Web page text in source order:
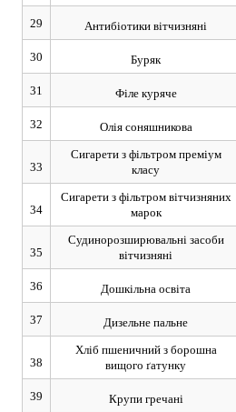
29 Антибіотики вітчизняні
30 Буряк
31 Філе куряче
32 Олія соняшникова
33
Сигарети з фільтром преміум
класу
34
Сигарети з фільтром вітчизняних
марок
35
Судинорозширювальні засоби
вітчизняні
36 Дошкільна освіта
37 Дизельне пальне
38
Хліб пшеничний з борошна
вищого ґатунку
39 Крупи гречані